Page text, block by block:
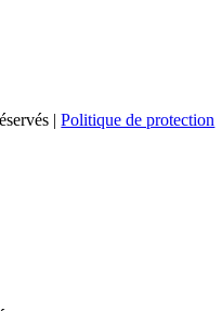
|Politique de protection